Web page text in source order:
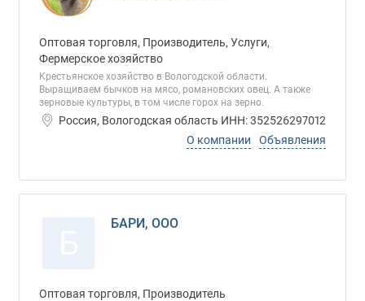
Оптовая торговля, Производитель, Услуги,
Фермерское хозяйство
Крестьянское хозяйство в Вологодской области.
Выращиваем бычков на мясо, романовских овец. А также
зерновые культуры, в том числе горох на зерно.
Россия, Вологодская область ИНН: 352526297012
О компании
Объявления
БАРИ, ООО
Оптовая торговля, Производитель